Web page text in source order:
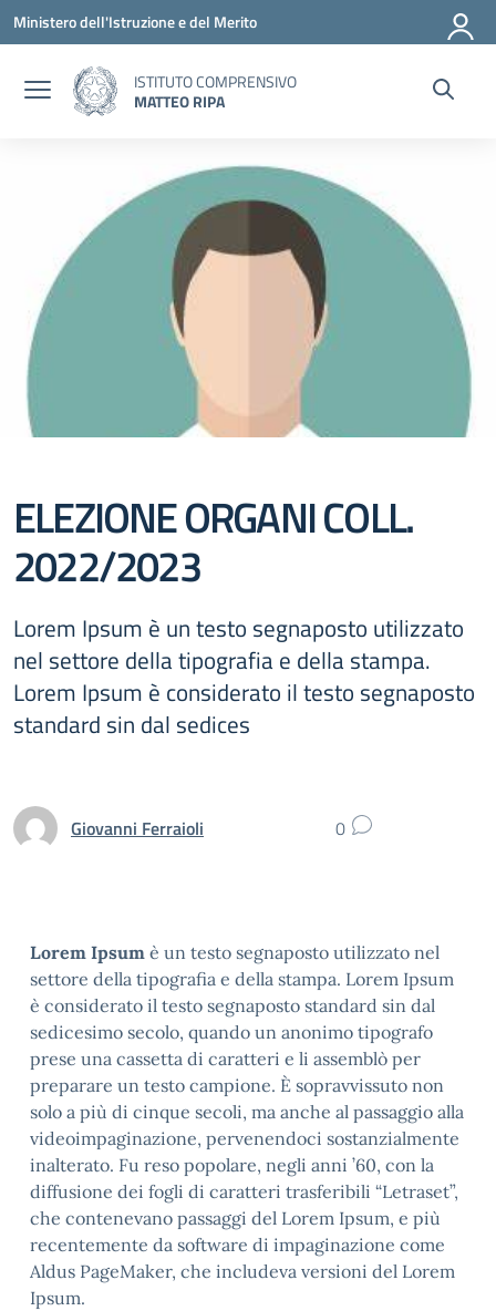
Vai ai contenuti
Vai al menu di navigazione
Vai al footer
Ministero dell'Istruzione e del Merito
ISTITUTO COMPRENSIVO
MATTEO RIPA
ELEZIONE ORGANI COLL.
2022/2023
Lorem Ipsum è un testo segnaposto utilizzato
nel settore della tipografia e della stampa.
Lorem Ipsum è considerato il testo segnaposto
standard sin dal sedices
Giovanni Ferraioli 0
Lorem Ipsum è un testo segnaposto utilizzato nel
settore della tipografia e della stampa. Lorem Ipsum
è considerato il testo segnaposto standard sin dal
sedicesimo secolo, quando un anonimo tipografo
prese una cassetta di caratteri e li assemblò per
preparare un testo campione. È sopravvissuto non
solo a più di cinque secoli, ma anche al passaggio alla
videoimpaginazione, pervenendoci sostanzialmente
inalterato. Fu reso popolare, negli anni ’60, con la
diffusione dei fogli di caratteri trasferibili “Letraset”,
che contenevano passaggi del Lorem Ipsum, e più
recentemente da software di impaginazione come
Aldus PageMaker, che includeva versioni del Lorem
Ipsum.